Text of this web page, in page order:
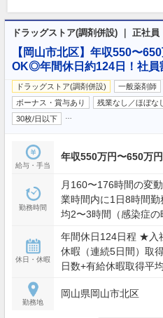
ドラッグストア(調剤併設) ｜ 正社員
【岡山市北区】年収550〜
OK◎年間休日約124日！社員
ドラッグストア(調剤併設) 一般薬剤師
ボーナス・賞与あり
残業なし／ほぼな
30枚/日以下
給与・手当
年収550万円〜650万円
勤務時間
月160〜176時間の変
業時間内に1日8時間
均2〜3時間（感染症の
休日・休暇
年間休日124日程 ★入
休暇（連続5日間）取
日数+有給休暇取得平
勤務地
岡山県岡山市北区